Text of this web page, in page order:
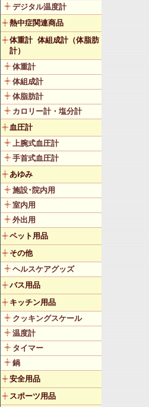
デジタル温度計
熱中症関連商品
体重計 体組成計（体脂肪
計）
体重計
体組成計
体脂肪計
カロリー計・塩分計
血圧計
上腕式血圧計
手首式血圧計
あゆみ
施設･院内用
室内用
外出用
ペット用品
その他
ヘルスケアグッズ
バス用品
キッチン用品
クッキングスケール
温度計
タイマー
鍋
安全用品
スポーツ用品